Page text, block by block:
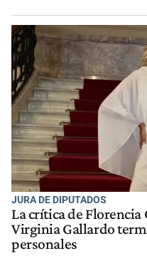
JURA DE DIPUTADOS
La crítica de
Virginia Gallardo
personales